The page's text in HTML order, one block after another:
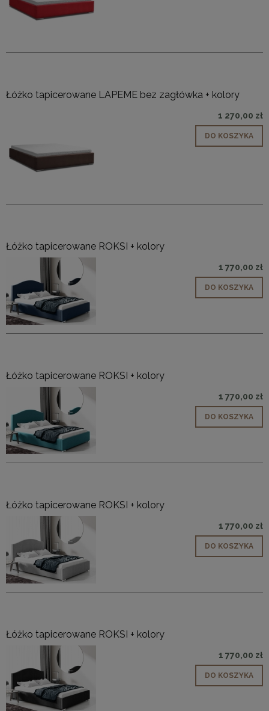
Łóżko tapicerowane LAPEME bez zagłówka + kolory
1 270,00 zł
DO KOSZYKA
Łóżko tapicerowane ROKSI + kolory
1 770,00 zł
DO KOSZYKA
Łóżko tapicerowane ROKSI + kolory
1 770,00 zł
DO KOSZYKA
Łóżko tapicerowane ROKSI + kolory
1 770,00 zł
DO KOSZYKA
Łóżko tapicerowane ROKSI + kolory
1 770,00 zł
DO KOSZYKA